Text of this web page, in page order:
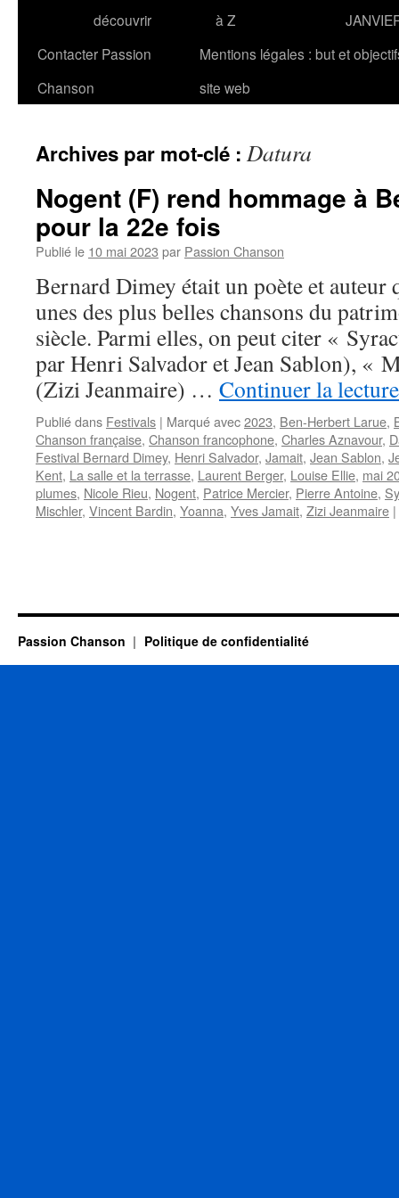
découvrir
à Z
Contacter Passion
Chanson
Mentions légales : but et
site web
Archives par mot-clé : Datura
Nogent (F) rend hommage à
pour la 22e fois
Publié le 10 mai 2023 par Passion Chanson
Bernard Dimey était un poète et auteur
unes des plus belles chansons du
siècle. Parmi elles, on peut citer «
par Henri Salvador et Jean Sablon), «
(Zizi Jeanmaire) … Continuer la
Publié dans Festivals | Marqué avec2023, Ben-Herbert Larue,
Chanson française, Chanson francophone, Charles Aznavour,
Festival Bernard Dimey, Henri Salvador, Jamait, Jean Sablon,
Kent, La salle et la terrasse, Laurent Berger, Louise Ellie, mai
plumes, Nicole Rieu, Nogent, Patrice Mercier, Pierre Antoine,
Mischler, Vincent Bardin, Yoanna, Yves Jamait, Zizi Jeanmaire |
Passion Chanson Politique de confidentialité